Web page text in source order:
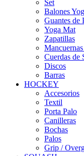
Set
Balones
Guantes de
Yoga Mat
Zapatillas
Mancuernas
Cuerdas de
Discos
Barras
HOCKEY
Accesorios
Textil
Porta Palo
Canilleras
Bochas
Palos
Grip /